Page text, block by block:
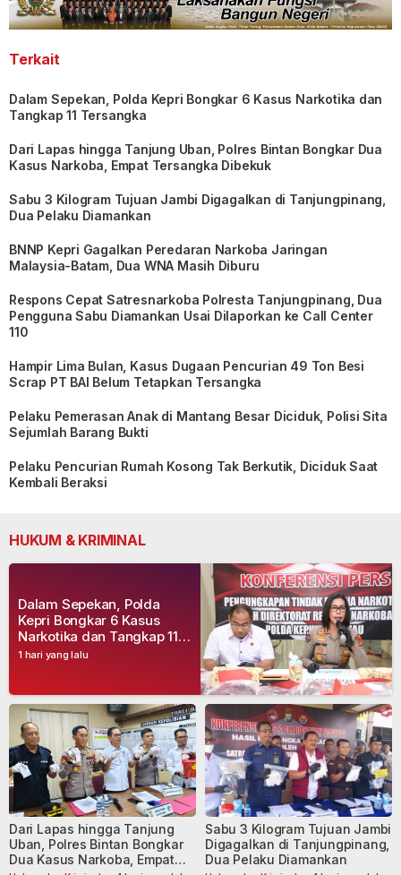
Terkait
Dalam Sepekan, Polda Kepri Bongkar 6 Kasus Narkotika dan
Tangkap 11 Tersangka
Dari Lapas hingga Tanjung Uban, Polres Bintan Bongkar Dua
Kasus Narkoba, Empat Tersangka Dibekuk
Sabu 3 Kilogram Tujuan Jambi Digagalkan di Tanjungpinang,
Dua Pelaku Diamankan
BNNP Kepri Gagalkan Peredaran Narkoba Jaringan
Malaysia-Batam, Dua WNA Masih Diburu
Respons Cepat Satresnarkoba Polresta Tanjungpinang, Dua
Pengguna Sabu Diamankan Usai Dilaporkan ke Call Center
110
Hampir Lima Bulan, Kasus Dugaan Pencurian 49 Ton Besi
Scrap PT BAI Belum Tetapkan Tersangka
Pelaku Pemerasan Anak di Mantang Besar Diciduk, Polisi Sita
Sejumlah Barang Bukti
Pelaku Pencurian Rumah Kosong Tak Berkutik, Diciduk Saat
Kembali Beraksi
HUKUM & KRIMINAL
1 hari yang lalu
Dalam Sepekan, Polda
Kepri Bongkar 6 Kasus
Narkotika dan Tangkap 11
Tersangka
Dari Lapas hingga Tanjung
Uban, Polres Bintan Bongkar
Dua Kasus Narkoba, Empat
Sabu 3 Kilogram Tujuan Jambi
Digagalkan di Tanjungpinang,
Dua Pelaku Diamankan